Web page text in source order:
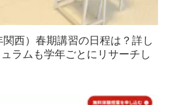
西）春期講習の日程は？詳し
ラムも学年ごとにリサーチし